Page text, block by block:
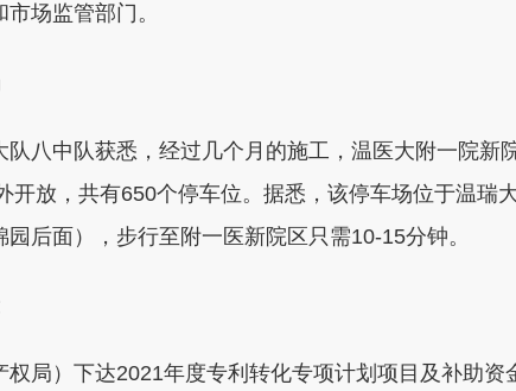
场监管部门。
中队获悉，经过几个月的施工，温医大附一院新
开放，共有650个停车位。据悉，该停车场位于温瑞
后面），步行至附一医新院区只需10-15分钟。
）下达2021年度专利转化专项计划项目及补助资